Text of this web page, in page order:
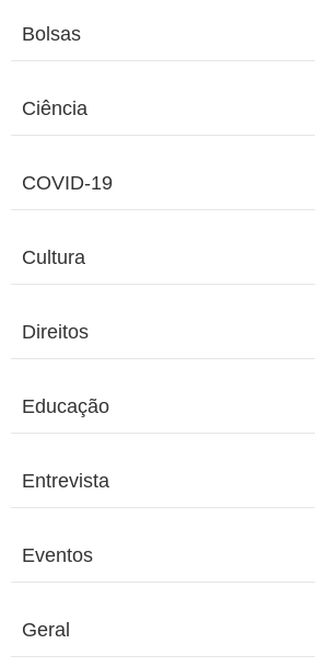
Bolsas
Ciência
COVID-19
Cultura
Direitos
Educação
Entrevista
Eventos
Geral